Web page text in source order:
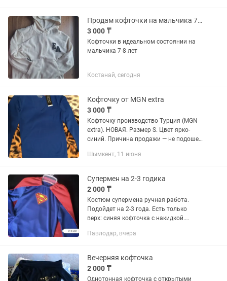
Продам кофточки на мальчика 7-8 лет
3 000 ₸
Кофточки в идеальном состоянии на
мальчика 7-8 лет
Костанай, сегодня
Кофточку от MGN extra
3 000 ₸
Кофточку производство Турция (MGN
extra). НОВАЯ. Размер S. Цвет ярко-
синий. Причина продажи — не подошел
Шымкент, 11 июня
Супермен на 2-3 годика
2 000 ₸
Костюм супермена ручная работа.
Подойдет на 2-3 года. Есть только
верх: синяя кофточка с накидкой.
темного цвета. Только 1 раз одевали.
Павлодар, вчера
Вечерняя кофточка
2 000 ₸
Однотонная кофточка с открытыми